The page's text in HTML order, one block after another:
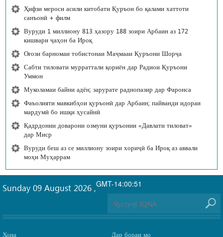
Ҳифзи мероси асили китобати Қуръон бо қалами хаттоти
санъонӣ + филм
Вуруди 1 миллиону 813 ҳазору 188 зоири Арбаин аз 172
кишвари ҷаҳон ба Ироқ
Оғози барномаи тобистонаи Маҷмааи Қуръони Шорҷа
Сабти тиловати мурраттали қориён дар Радиои Қуръони
Уммон
Муколамаи байни адён; зарурате раднопазир дар Фаронса
Фаъолияти мавкибҳои қуръонӣ дар Арбаин; пайванди идораи
мардумӣ бо ишқи ҳусайнӣ
Қадрдонии доварони озмуни қуръонии «Давлати тиловат»
дар Миср
Вуруди беш аз се миллиону зоири хориҷӣ ба Ироқ аз аввали
моҳи Муҳаррам
GMT-14:00:51
Sunday 09 August 2026 ,
Хона Дар бораи мо